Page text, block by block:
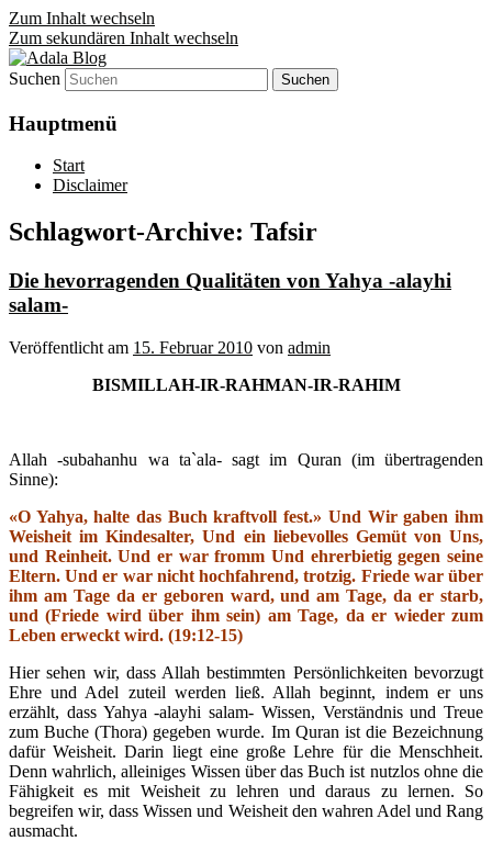
Zum Inhalt wechseln
Zum sekundären Inhalt wechseln
Adala Blog
Denn die Gerechtigkeit ist die Grundlage
von allem!
Suchen
Hauptmenü
Start
Disclaimer
Schlagwort-Archive: Tafsir
Die hevorragenden Qualitäten von Yahya -alayhi
salam-
Veröffentlicht am 15. Februar 2010 von admin
BISMILLAH-IR-RAHMAN-IR-RAHIM
Allah -subahanhu wa ta`ala- sagt im Quran (im übertragenden
Sinne):
«O Yahya, halte das Buch kraftvoll fest.» Und Wir gaben ihm
Weisheit im Kindesalter, Und ein liebevolles Gemüt von Uns,
und Reinheit. Und er war fromm Und ehrerbietig gegen seine
Eltern. Und er war nicht hochfahrend, trotzig. Friede war über
ihm am Tage da er geboren ward, und am Tage, da er starb,
und (Friede wird über ihm sein) am Tage, da er wieder zum
Leben erweckt wird. (19:12-15)
Hier sehen wir, dass Allah bestimmten Persönlichkeiten bevorzugt
Ehre und Adel zuteil werden ließ. Allah beginnt, indem er uns
erzählt, dass Yahya -alayhi salam- Wissen, Verständnis und Treue
zum Buche (Thora) gegeben wurde. Im Quran ist die Bezeichnung
dafür Weisheit. Darin liegt eine große Lehre für die Menschheit.
Denn wahrlich, alleiniges Wissen über das Buch ist nutzlos ohne die
Fähigkeit es mit Weisheit zu lehren und daraus zu lernen. So
begreifen wir, dass Wissen und Weisheit den wahren Adel und Rang
ausmacht.